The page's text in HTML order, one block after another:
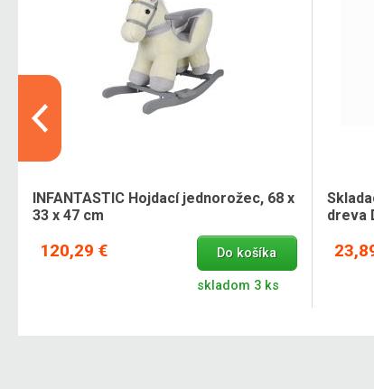
INFANTASTIC Hojdací jednorožec, 68 x
33 x 47 cm
120,29 € Do košíka
skladom 3 ks
dreva